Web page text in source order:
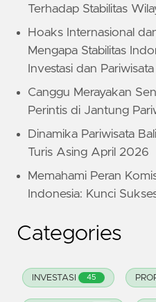
Terhadap Stabilitas
Hoaks Internasional
Mengapa Stabilitas
Investasi dan Pariwisata
Canggu Merayakan
Perintis di Jantung
Dinamika Pariwisata
Turis Asing April 2026
Memahami Peran
Indonesia: Kunci
Categories
INVESTASI 45